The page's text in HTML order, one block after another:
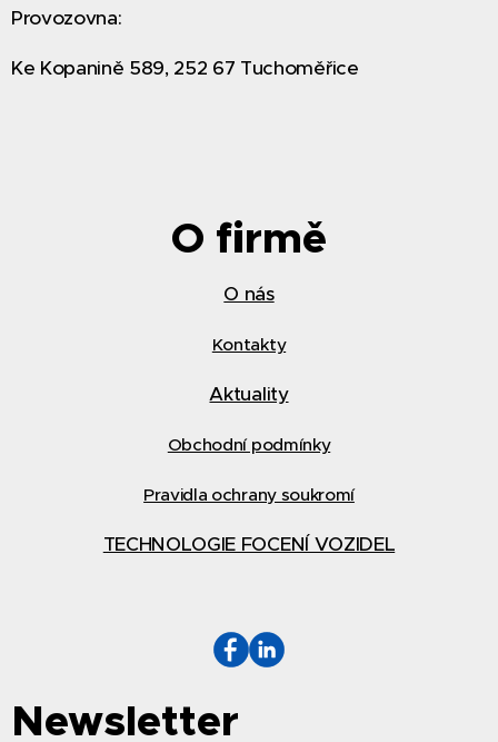
Provozovna:
Ke Kopanině 589, 252 67 Tuchoměřice
O firmě
O nás
Kontakty
Aktuality
Obchodní podmínky
Pravidla ochrany soukromí
TECHNOLOGIE FOCENÍ VOZIDEL
Newsletter